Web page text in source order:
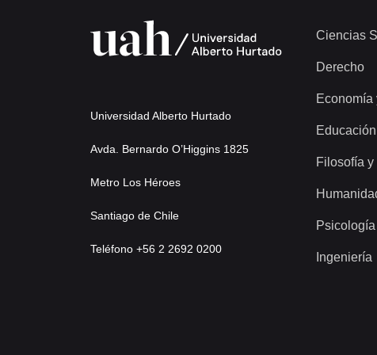
Universidad Alberto Hurtado
Avda. Bernardo O’Higgins 1825
Metro Los Héroes
Santiago de Chile
Teléfono +56 2 2692 0200
Ciencias
Derecho
Economía
Educación
Filosofía y
Psicología
Ingeniería